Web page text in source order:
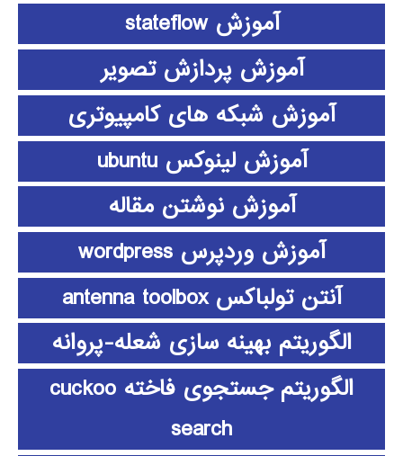
آموزش stateflow
آموزش پردازش تصویر
آموزش شبکه های کامپیوتری
آموزش لینوکس ubuntu
آموزش نوشتن مقاله
آموزش وردپرس wordpress
آنتن تولباکس antenna toolbox
الگوریتم بهینه سازی شعله-پروانه
الگوریتم جستجوی فاخته cuckoo
search